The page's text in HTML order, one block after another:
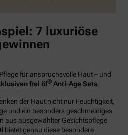
7 luxuriöse
für anspruchsvolle Haut – und
frei öl® Anti-Age Sets
der Haut nicht nur Feuchtigkeit,
und ein besonders geschmeidiges
aus ausgewählter Gesichtspflege
bietet genau diese besondere